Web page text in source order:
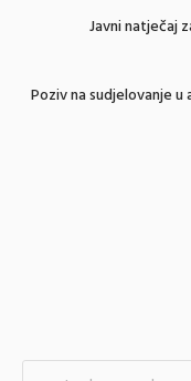
Javni natječaj
Poziv na sudjelovanje